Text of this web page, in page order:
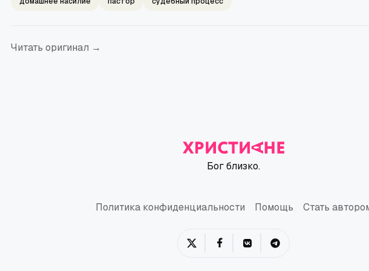
Читать оригинал →
Бог близко.
Политика конфиденциальности Помощь Стать